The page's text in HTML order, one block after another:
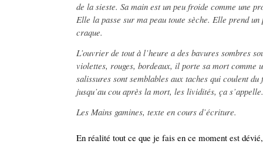
de la sieste. Sa main est un peu froide comme une
Elle la passe sur ma peau toute sèche. Elle prend
craque.
L’ouvrier de tout à l’heure a des bavures sombres
violettes, rouges, bordeaux, il porte sa mort comme
salissures sont semblables aux taches qui coulent
jusqu’au cou après la mort, les lividités, ça s’appelle.
Les Mains gamines, texte en cours d’écriture.
En réalité tout ce que je fais en ce moment est